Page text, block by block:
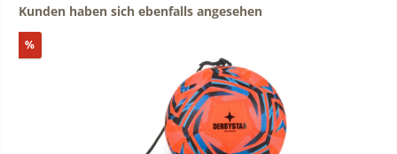
Produktgalerie überspringen
Kunden haben sich ebenfalls angesehen
%Rabatt